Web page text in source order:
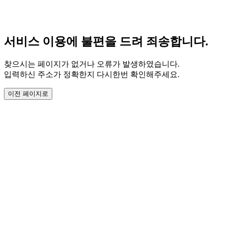
서비스 이용에 불편을 드려 죄송합니다.
찾으시는 페이지가 없거나 오류가 발생하였습니다.
입력하신 주소가 정확한지 다시한번 확인해주세요.
이전 페이지로